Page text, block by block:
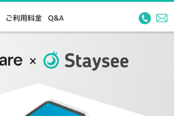
ご利用料金 Q&A